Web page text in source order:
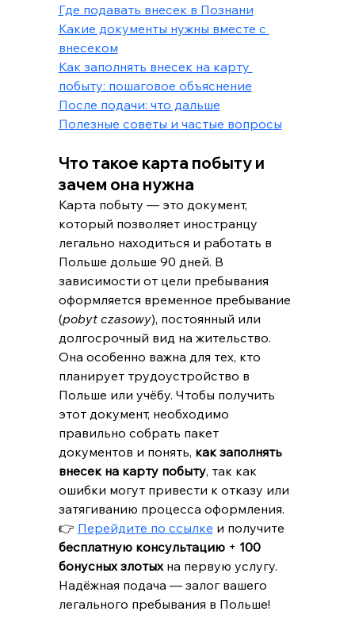
Где подавать внесек в Познани
Какие документы нужны вместе с
внесеком
Как заполнять внесек на карту
побыту: пошаговое объяснение
После подачи: что дальше
Полезные советы и частые вопросы
Что такое карта побыту и
зачем она нужна
Карта побыту — это документ,
который позволяет иностранцу
легально находиться и работать в
Польше дольше 90 дней. В
зависимости от цели пребывания
оформляется временное пребывание
(pobyt czasowy), постоянный или
долгосрочный вид на жительство.
Она особенно важна для тех, кто
планирует трудоустройство в
Польше или учёбу. Чтобы получить
этот документ, необходимо
правильно собрать пакет
документов и понять, как заполнять
внесек на карту побыту, так как
ошибки могут привести к отказу или
затягиванию процесса оформления.
👉 Перейдите по ссылке и получите
бесплатную консультацию + 100
бонусных злотых на первую услугу.
Надёжная подача — залог вашего
легального пребывания в Польше!